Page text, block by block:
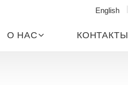
English
О НАС КОНТАКТЫ